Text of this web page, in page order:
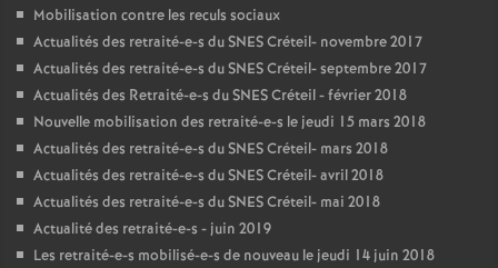
Mobilisation contre les reculs sociaux
Actualités des retraité-e-s duSNESCréteil- novembre 2017
Actualités des retraité-e-s duSNESCréteil- septembre 2017
Actualités des Retraité-e-s duSNESCréteil - février 2018
Nouvelle mobilisation des retraité-e-s le jeudi 15 mars 2018
Actualités des retraité-e-s duSNESCréteil- mars 2018
Actualités des retraité-e-s duSNESCréteil- avril 2018
Actualités des retraité-e-s duSNESCréteil- mai 2018
Actualité des retraité-e-s - juin 2019
Les retraité-e-s mobilisé-e-s de nouveau le jeudi 14 juin 2018